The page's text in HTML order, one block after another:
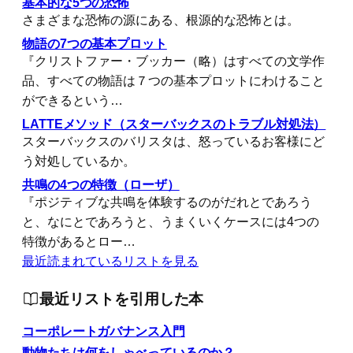
さまざまな恐怖の源にある、根源的な恐怖とは。
物語の7つの基本プロット
『クリストファー・ブッカー（略）はすべての文学作
品、すべての物語は７つの基本プロットにわけること
ができるという…
LATTEメソッド（スターバックスのトラブル対処法）
スターバックスのバリスタは、怒っているお客様にど
う対処しているか。
共鳴の4つの特徴（ローザ）
『ポジティブな共鳴を体験するのがだれとであろう
と、なにとであろうと、うまくいくケースには4つの
特徴があるとロー…
最近読まれているリストを見る
最近リストを引用した本
コーポレートガバナンス入門